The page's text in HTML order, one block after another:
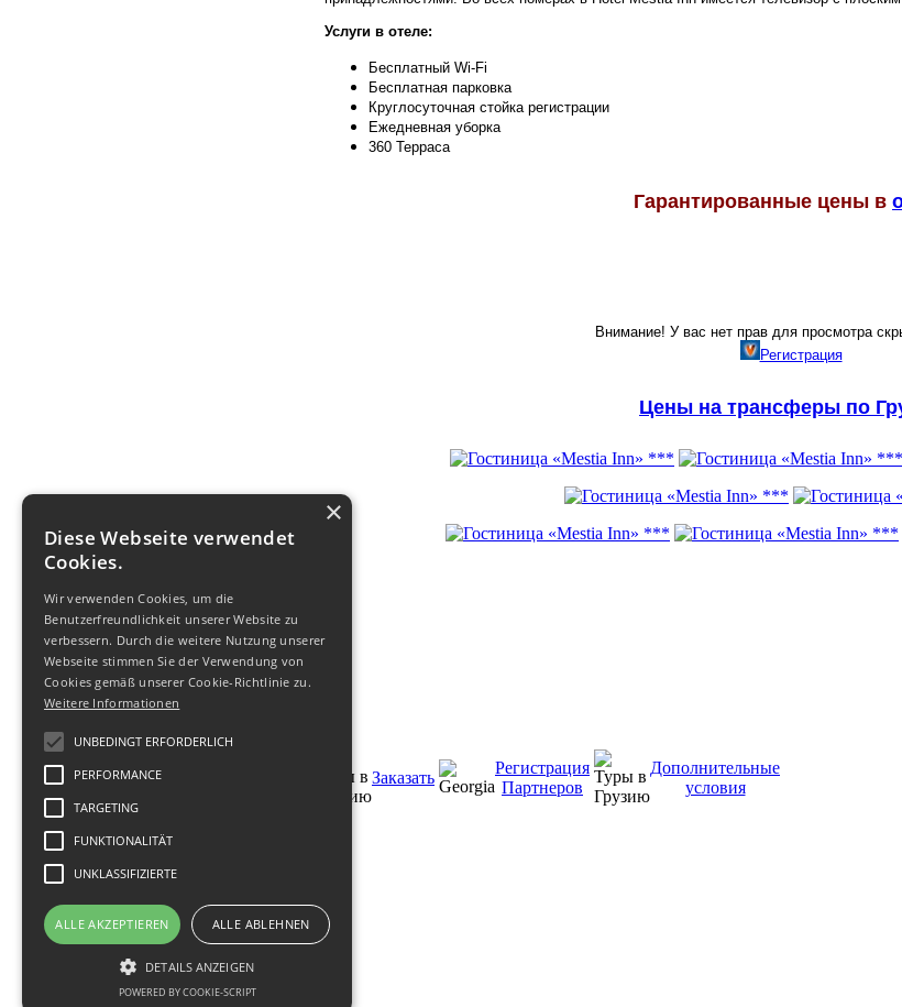
Услуги в отеле:
Бесплатный Wi-Fi
Бесплатная парковка
Круглосуточная стойка регистрации
Ежедневная уборка
360 Терраса
Гарантированные цены в
Внимание! У вас нет прав для просмотра
Регистрация
Цены на трансферы по
Заказать
Регистрация
Партнеров
Дополнительные
условия
© 2011 -
Туроператор по
Грузии
GEOFIT TRAVEL:Условия,О
Фирме, Impressum.
×
Diese Webseite verwendet
Cookies.
Wir verwenden Cookies, um die
Benutzerfreundlichkeit unserer Website zu
verbessern. Durch die weitere Nutzung unserer
Webseite stimmen Sie der Verwendung von
Cookies gemäß unserer Cookie-Richtlinie zu.
Weitere Informationen
UNBEDINGT ERFORDERLICH
PERFORMANCE
TARGETING
FUNKTIONALITÄT
UNKLASSIFIZIERTE
ALLE AKZEPTIEREN ALLE ABLEHNEN
DETAILS ANZEIGEN
POWERED BY COOKIE-SCRIPT